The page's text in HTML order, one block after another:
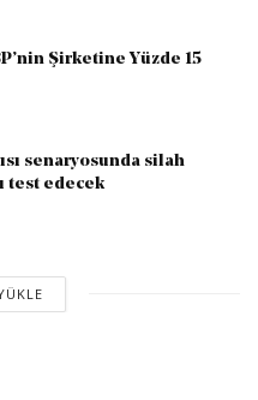
Şirketine Yüzde 15
senaryosunda silah
test edecek